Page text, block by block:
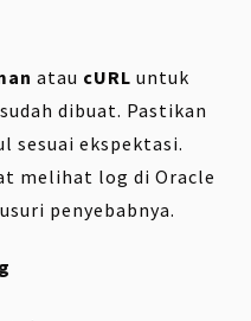
atau cURL untuk
dibuat. Pastikan
sesuai ekspektasi.
melihat log di Oracle
penyebabnya.